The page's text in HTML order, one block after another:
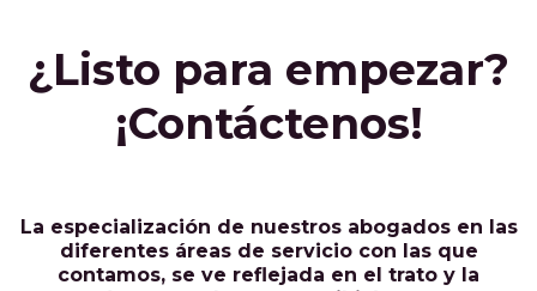
¿Listo para empezar?
¡Contáctenos!
La especialización de nuestros abogados en las
diferentes áreas de servicio con las que
contamos, se ve reflejada en el trato y la